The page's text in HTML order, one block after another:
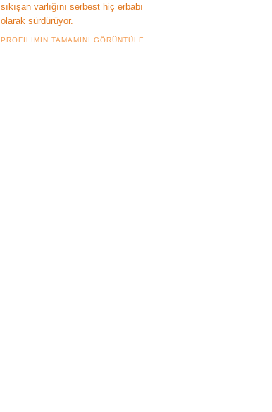
sıkışan varlığını serbest hiç erbabı
olarak sürdürüyor.
PROFILIMIN TAMAMINI GÖRÜNTÜLE